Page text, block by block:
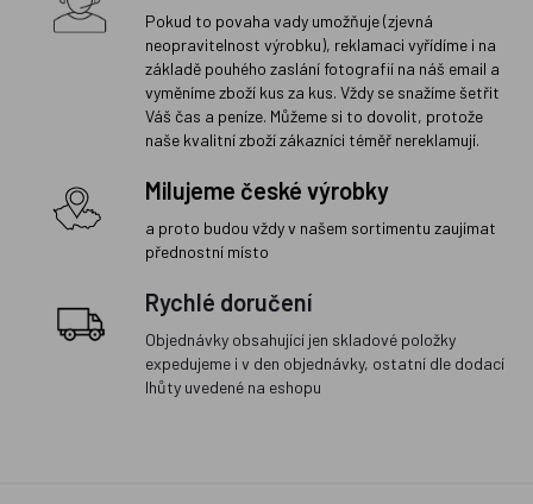
Pokud to povaha vady umožňuje (zjevná
neopravitelnost výrobku), reklamaci vyřídíme i na
základě pouhého zaslání fotografií na náš email a
vyměníme zboží kus za kus. Vždy se snažíme šetřit
Váš čas a peníze. Můžeme si to dovolit, protože
naše kvalitní zboží zákazníci téměř nereklamují.
Milujeme české výrobky
a proto budou vždy v našem sortimentu zaujímat
přednostní místo
Rychlé doručení
Objednávky obsahující jen skladové položky
expedujeme i v den objednávky, ostatní dle dodací
lhůty uvedené na eshopu